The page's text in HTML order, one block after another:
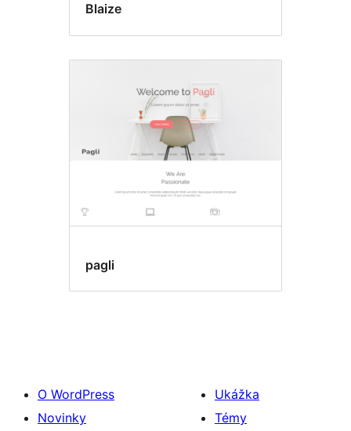
Blaize
pagli
O WordPress
Novinky
Ukážka
Témy